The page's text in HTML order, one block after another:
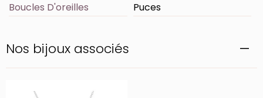
Boucles D'oreilles
Puces
Nos bijoux associés